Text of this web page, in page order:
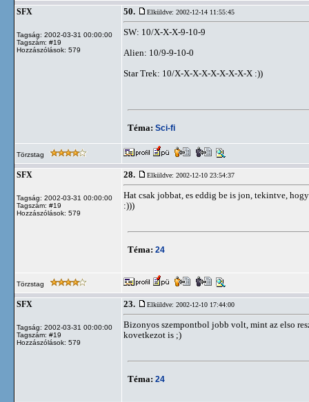
SFX
Tagság: 2002-03-31 00:00:00
Tagszám: #19
Hozzászólások: 579
50. Elküldve: 2002-12-14 11:55:45
SW: 10/X-X-X-9-10-9
Alien: 10/9-9-10-0
Star Trek: 10/X-X-X-X-X-X-X-X-X :))
Téma: Sci-fi
Törzstag
SFX
Tagság: 2002-03-31 00:00:00
Tagszám: #19
Hozzászólások: 579
28. Elküldve: 2002-12-10 23:54:37
Hat csak jobbat, es eddig be is jon, tekintve,
:)))
Téma: 24
Törzstag
SFX
Tagság: 2002-03-31 00:00:00
Tagszám: #19
Hozzászólások: 579
23. Elküldve: 2002-12-10 17:44:00
Bizonyos szempontbol jobb volt, mint az elso
kovetkezot is ;)
Téma: 24